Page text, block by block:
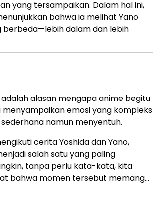
yang tersampaikan. Dalam hal ini,
bahwa ia melihat Yano
berbeda—lebih dalam dan lebih
alasan mengapa anime begitu
menyampaikan emosi yang kompleks
namun menyentuh.
cerita Yoshida dan Yano,
salah satu yang paling
tanpa perlu kata-kata, kita
bahwa momen tersebut memang…